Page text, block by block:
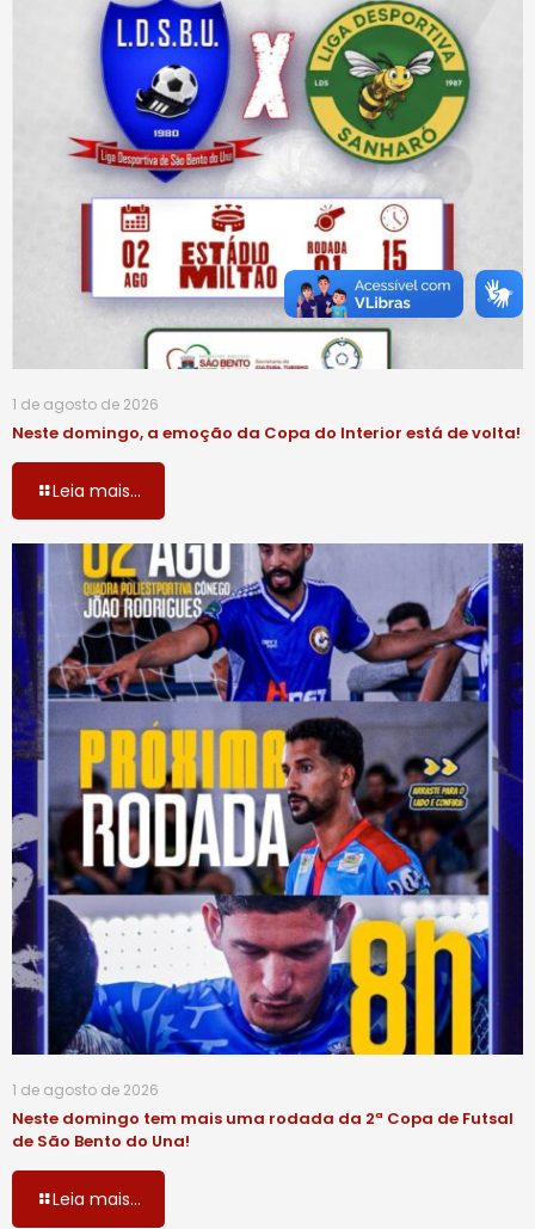
1 de agosto de 2026
Neste domingo, a emoção da Copa do Interior está de volta!
Leia mais...
1 de agosto de 2026
Neste domingo tem mais uma rodada da 2ª Copa de Futsal
de São Bento do Una!
Leia mais...